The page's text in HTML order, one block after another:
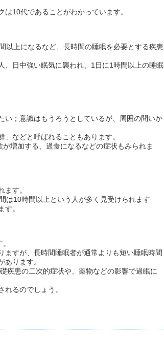
10代であることがわかっています。
以上になるなど、長時間の睡眠を必要とする疾患
、日中強い眠気に襲われ、1日に1時間以上の睡眠
い；意識はもうろうとしているが、周囲の問いか
などと呼ばれることもあります。
増加する、過食になるなどの症状もみられま
す。
は10時間以上という人が多く見受けられます
。
すが、長時間睡眠者が通常よりも短い睡眠時間
ります。
疾患の二次的症状や、薬物などの影響で過眠に
るのでしょう。